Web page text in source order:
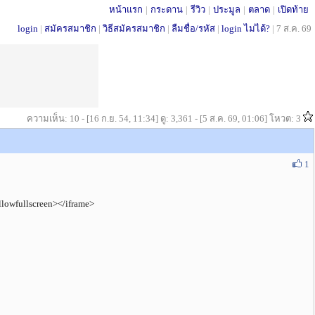
หน้าแรก | กระดาน | รีวิว | ประมูล | ตลาด | เปิดท้าย
login | สมัครสมาชิก | วิธีสมัครสมาชิก | ลืมชื่อ/รหัส | login ไม่ได้? | 7 ส.ค. 69
ความเห็น: 10 - [16 ก.ย. 54, 11:34] ดู: 3,361 - [5 ส.ค. 69, 01:06] โหวต: 3
1
iframe>